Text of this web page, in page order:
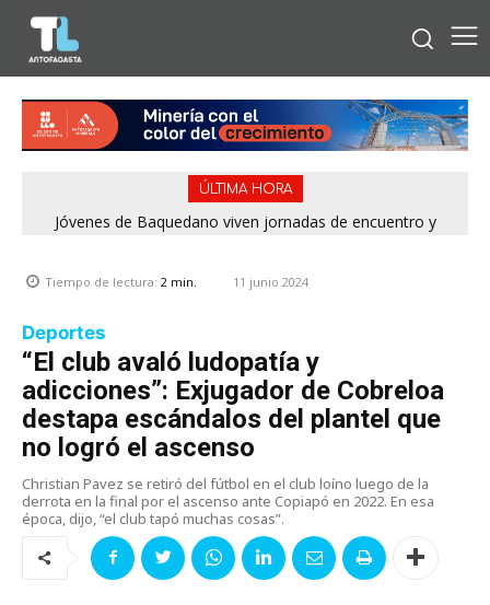
ÚLTIMA HORA
Jóvenes de Baquedano viven jornadas de encuentro y
Tiempo de lectura: 2 min. 11 junio 2024
Deportes
“El club avaló ludopatía y
adicciones”: Exjugador de Cobreloa
destapa escándalos del plantel que
no logró el ascenso
Christian Pavez se retiró del fútbol en el club loíno luego de la
derrota en la final por el ascenso ante Copiapó en 2022. En esa
época, dijo, “el club tapó muchas cosas”.